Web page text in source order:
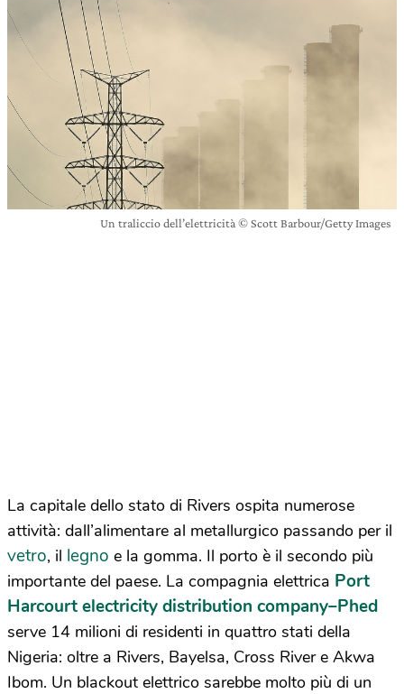
Un traliccio dell’elettricità © Scott Barbour/Getty Images
La capitale dello stato di Rivers ospita numerose
attività: dall’alimentare al metallurgico passando per il
vetro, il legno e la gomma. Il porto è il secondo più
importante del paese. La compagnia elettrica Port
Harcourt electricity distribution company–Phed
serve 14 milioni di residenti in quattro stati della
Nigeria: oltre a Rivers, Bayelsa, Cross River e Akwa
Ibom. Un blackout elettrico sarebbe molto più di un